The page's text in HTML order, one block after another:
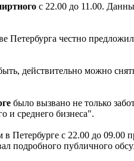
с 22.00 до 11.00.
Петербурга честно
действительно можно
было вызвано не только
и среднего бизнеса".
Петербурге с 22.00 до 09.00
подробного публичного